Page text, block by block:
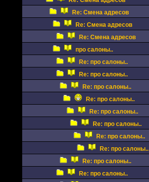
Re: Смена адресов
Re: Смена адресов
Re: Смена адресов
про салоны..
Re: про салоны..
Re: про салоны..
Re: про салоны..
Re: про салоны..
Re: про салоны..
Re: про салоны..
Re: про салоны..
Re: про салоны..
Re: про салоны..
Re: про салоны..